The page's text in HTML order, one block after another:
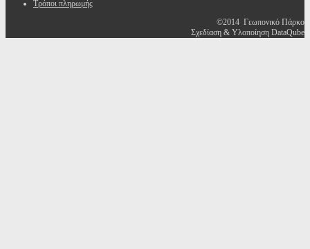
Τρόποι πληρωμής
©2014 Γεωπονικό Πάρκο
Σχεδίαση & Υλοποίηση DataQube